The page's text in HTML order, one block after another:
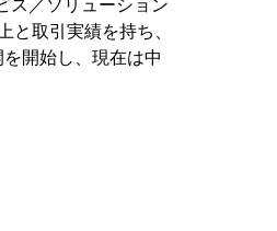
ス／ソリューション
と取引実績を持ち、
開始し、現在は中